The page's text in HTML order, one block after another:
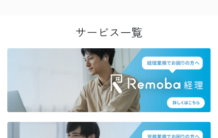
サービス一覧